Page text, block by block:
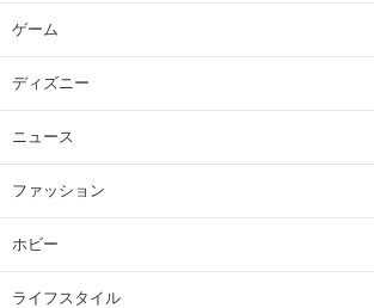
ゲーム
ディズニー
ニュース
ファッション
ホビー
ライフスタイル